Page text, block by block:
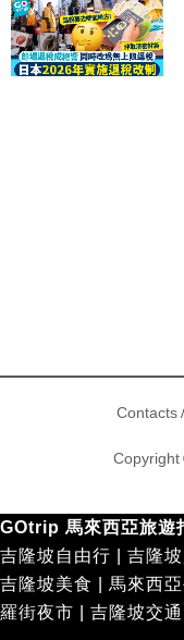
Contacts
Copyright
GOtrip 馬來西亞旅遊
吉隆坡自由行
吉隆
吉隆坡美食
馬來西
羅街夜市
吉隆坡交通